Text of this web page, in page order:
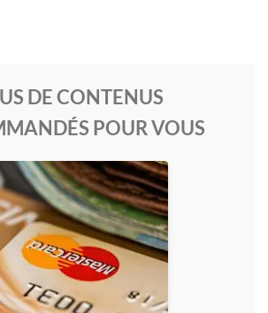
DE CONTENUS
POUR VOUS